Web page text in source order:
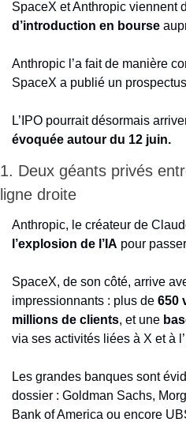
SpaceX et Anthropic viennent
d’introduction en bourse
Anthropic l’a fait de manière
SpaceX a publié un
L’IPO pourrait désormais
évoquée autour du 12 juin.
1. Deux géants privés
ligne droite
Anthropic, le créateur de
l’explosion de l’IA pour
SpaceX, de son côté, arrive
impressionnants : plus de 650
millions de clients, et une
via ses activités liées à X et à
Les grandes banques sont
dossier : Goldman Sachs,
Bank of America ou encore